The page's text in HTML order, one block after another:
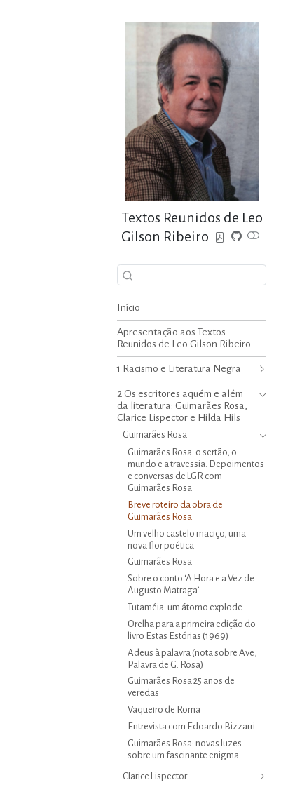
Textos Reunidos de Leo
Gilson Ribeiro
Início
Apresentação aos Textos
Reunidos de Leo Gilson Ribeiro
1 Racismo e Literatura Negra
2 Os escritores aquém e além
da literatura: Guimarães Rosa,
Clarice Lispector e Hilda Hils
Guimarães Rosa
Guimarães Rosa: o sertão, o
mundo e a travessia. Depoimentos
e conversas de LGR com
Guimarães Rosa
Breve roteiro da obra de
Guimarães Rosa
Um velho castelo maciço, uma
nova flor poética
Guimarães Rosa
Sobre o conto ‘A Hora e a Vez de
Augusto Matraga’
Tutaméia: um átomo explode
Orelha para a primeira edição do
livro Estas Estórias (1969)
Adeus à palavra (nota sobre Ave,
Palavra de G. Rosa)
Guimarães Rosa 25 anos de
veredas
Vaqueiro de Roma
Entrevista com Edoardo Bizzarri
Guimarães Rosa: novas luzes
sobre um fascinante enigma
Clarice Lispector